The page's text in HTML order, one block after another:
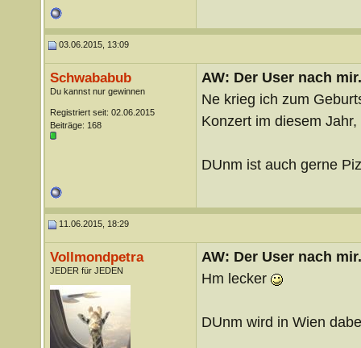
03.06.2015, 13:09
Schwababub
Du kannst nur gewinnen
Registriert seit: 02.06.2015
Beiträge: 168
AW: Der User nach
Ne krieg ich zum
Konzert im diesem
DUnm ist auch gerne
11.06.2015, 18:29
Vollmondpetra
JEDER für JEDEN
AW: Der User nach
Hm lecker
DUnm wird in Wien